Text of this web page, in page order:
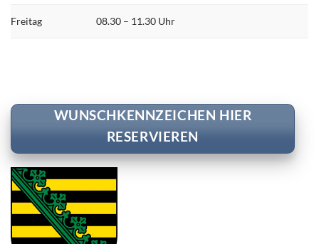
Freitag 08.30 – 11.30 Uhr
WUNSCHKENNZEICHEN HIER
RESERVIEREN